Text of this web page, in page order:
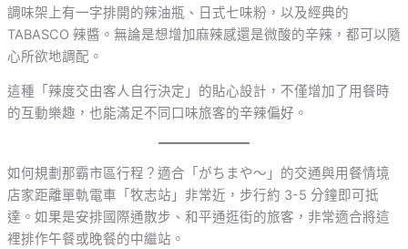
調味架上有一字排開的辣油瓶、日式七味粉，以及經典的
TABASCO 辣醬。無論是想增加麻辣感還是微酸的辛辣，都可以隨
心所欲地調配。
這種「辣度交由客人自行決定」的貼心設計，不僅增加了用餐時
的互動樂趣，也能滿足不同口味旅客的辛辣偏好。
如何規劃那霸市區行程？適合「がちまや～」的交通與用餐情境
店家距離單軌電車「牧志站」非常近，步行約 3-5 分鐘即可抵
達。如果是安排國際通散步、和平通逛街的旅客，非常適合將這
裡排作午餐或晚餐的中繼站。